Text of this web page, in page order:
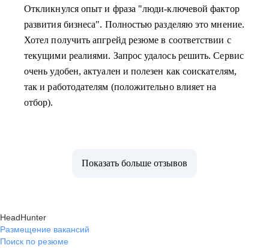
Откликнулся опыт и фраза "люди-ключевой фактор
развития бизнеса". Полностью разделяю это мнение.
Хотел получить апгрейд резюме в соответствии с
текущими реалиями. Запрос удалось решить. Сервис
очень удобен, актуален и полезен как соискателям,
так и работодателям (положительно влияет на
отбор).
Показать больше отзывов
HeadHunter
Размещение вакансий
Поиск по резюме